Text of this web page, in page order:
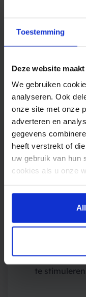
Toestemming
Deze website
We gebruiken
analyseren. Ook
onze site met onze
adverteren en
gegevens
heeft verstrekt of
uw gebruik van hun
cookies als u onze
Ontdek hier
cases voor
via SMS,
Loyaliteit
Beloon
klanten met
te